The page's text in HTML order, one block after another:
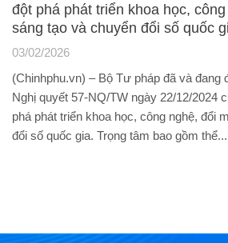
đột phá phát triển khoa học,
sáng tạo và chuyển đổi số quốc
03/02/2026
(Chinhphu.vn) – Bộ Tư pháp đã và đang
Nghị quyết 57-NQ/TW ngày 22/12/2024
phá phát triển khoa học, công nghệ, đổi
đổi số quốc gia. Trọng tâm bao gồm